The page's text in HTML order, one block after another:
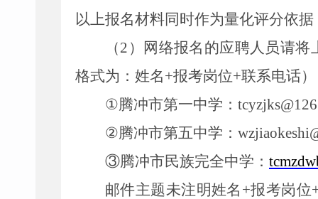
以上报名材料同时作为量化评分依
（2 ）网络报名的应聘人员请
格式为：姓名+报考岗位+联系电话）
①腾冲市第一中学：
②腾冲市第五中学：
③腾冲市民族完全中学：
邮件主题未注明姓名 +报考岗位